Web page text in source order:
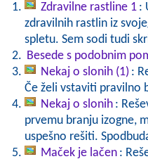
Zdravilne rastline 1 :
zdravilnih rastlin iz
spletu. Sem sodi tudi
Besede s podobnim
Nekaj o slonih (1) :
Če želi vstaviti pravilno
Nekaj o slonih :
prvemu branju izogne,
uspešno rešiti.
Maček je lačen :